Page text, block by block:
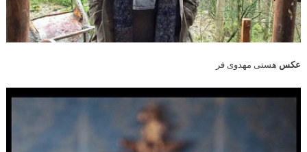
عکس هستی مهدوی فر